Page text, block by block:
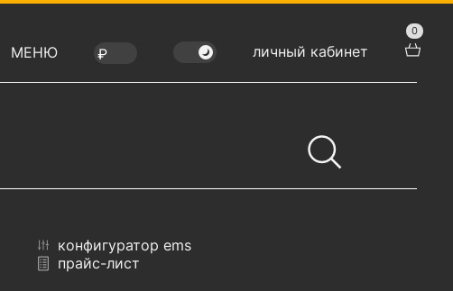
МЕНЮ личный кабинет
0
конфигуратор ems
прайс-лист